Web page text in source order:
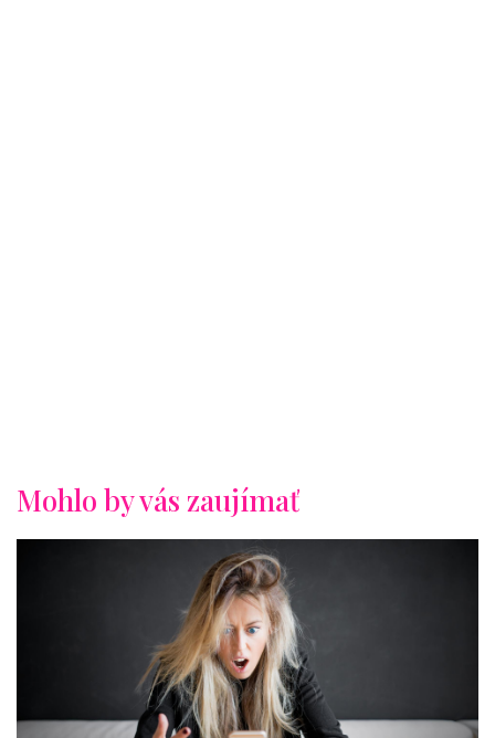
Mohlo by vás zaujímať